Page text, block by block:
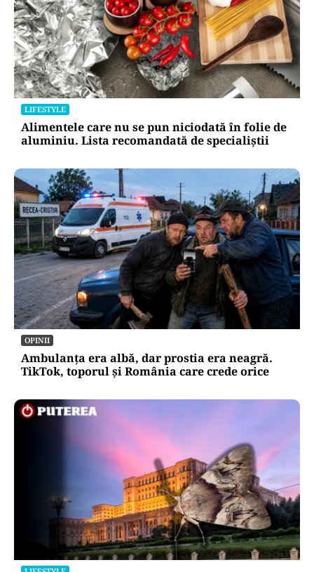
LIFESTYLE
Alimentele care nu se pun niciodată în folie de
aluminiu. Lista recomandată de specialiștii
OPINII
Ambulanța era albă, dar prostia era neagră.
TikTok, toporul și România care crede orice